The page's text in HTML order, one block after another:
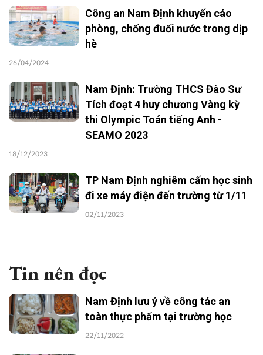
Công an Nam Định khuyến cáo
phòng, chống đuối nước trong dịp
hè
26/04/2024
Nam Định: Trường THCS Đào Sư
Tích đoạt 4 huy chương Vàng kỳ
thi Olympic Toán tiếng Anh -
SEAMO 2023
18/12/2023
TP Nam Định nghiêm cấm học sinh
đi xe máy điện đến trường từ 1/11
02/11/2023
Tin nên đọc
Nam Định lưu ý về công tác an
toàn thực phẩm tại trường học
22/11/2022